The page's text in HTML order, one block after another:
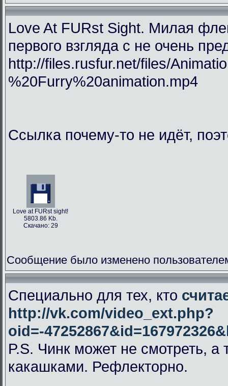
Love At FURst Sight. Милая
первого взгляда с не очень
http://files.rusfur.net/files/
%20Furry%20animation.mp4
Ссылка почему-то не идёт,
Love at FURst sight!
5803.86 Kb.
Скачано: 29
Сообщение было изменено
Специально для тех, кто
http://vk.com/video_ext.php?
oid=-
P.S. Чинк может не смотреть, а
какашками. Рефлекторно.